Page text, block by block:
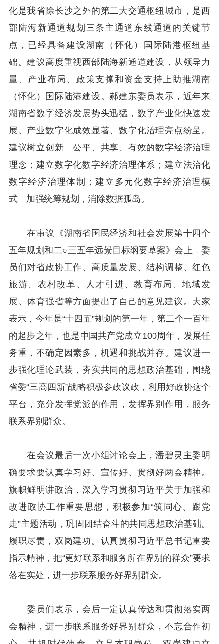
化是我省除长沙之外的第二大交通枢纽城市，是西
部陆海新通道规划三条主通道东线通道的关键节
点，已经具备建设湖南（怀化）国际陆港枢纽基
础。建议高度重视西部陆海新通道建设，从领导力
量、产业布局、政策支撑和资金支持上助推湖南
（怀化）国际陆港建设。郝建东委员表示，近年来
湖南省数字经济发展势头迅猛，数字产业化快速发
展、产业数字化成效显著、数字化治理亮点纷呈。
建议树立创新、公平、共享、有效的数字经济治理
理念；建立数字化数字经济治理体系；建立法治化
数字经济治理体制；建立多元化数字经济治理模
式；加强统筹规划，消除数据孤岛。
在审议《湖南省国民经济和社会发展第十四个
五年规划和二○三五年远景目标纲要草案》会上，委
员们对省政协工作、高质量发展、结构调整、红色
旅游、农村改革、人才引进、教育布局、地域发
展、体育强省等方面提出了自己的意见建议。大家
表示，今年是“十四五”规划的第一年，第二个一百年
的起步之年，也是中国共产党成立100周年，发展任
务重，不确定因素多，机遇和挑战并存。建议进一
步强化理论武装，夯实共同的思想政治基础，围绕
省委“三高四新”战略积极参政议政，利用好政协这个
平台，充分发挥党派的作用，发挥界别作用，服务
联系界别群众。
在会议最后一次小组讨论会上，潘碧灵主委明
确要求要认真学习好、宣传好、贯彻好两会精神。
旗帜鲜明讲政治，深入学习贯彻习近平关于加强和
改进政协工作重要思想，积极参加“筑同心、跟党
走”主题活动，巩固团结奋斗的共同思想政治基础。
履职尽责，双岗建功。认真贯彻习近平总书记重要
指示精神，把“更好联系和服务所在界别的群众”要求
落在实处，进一步联系服务好界别群众。
委员们表示，会后一定认真传达和贯彻落实两
会精神，进一步联系服务好界别群众，不忘合作初